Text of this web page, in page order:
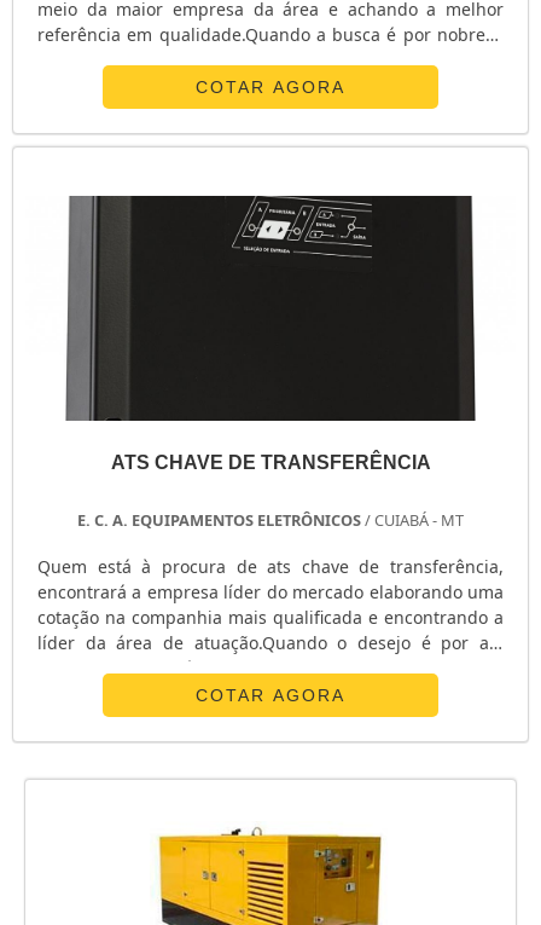
meio da maior empresa da área e achando a melhor
referência em qualidade.Quando a busca é por nobreak
Equipamentos Eletrônicos alcançará proteção com
soluções para sistemas críticos de energia.ALGUNS
DETALHES SOBRE O NOBREAK REDUNDANTEA E. C. A.
COTAR AGORA
ATS CHAVE DE TRANSFERÊNCIA
E. C. A. EQUIPAMENTOS ELETRÔNICOS/ CUIABÁ - MT
Quem está à procura de ats chave de transferência,
encontrará a empresa líder do mercado elaborando uma
cotação na companhia mais qualificada e encontrando a
líder da área de atuação.Quando o desejo é por ats
chave de transferência, com os profissionais da E. C. A.
Equipamentos Eletrônicos o cliente receberá
assertividade com pagamento acessível.UM POUCO MAIS
SOBRE ATS CHAVE DE TRANSFERÊNCIAA E. C. A.
COTAR AGORA